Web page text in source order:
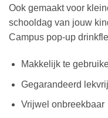
Ook gemaakt voor
schooldag van jouw
Campus pop-up
Makkelijk te
Gegarandeerd lekvrij
Vrijwel onbreekbaar